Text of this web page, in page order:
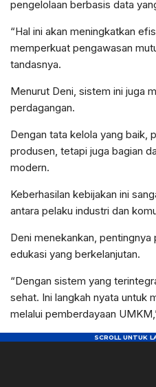
pengelolaan berbasis data
“Hal ini akan meningkatkan
memperkuat pengawasan
tandasnya.
Menurut Deni, sistem ini juga
perdagangan.
Dengan tata kelola yang baik,
produsen, tetapi juga bagian
modern.
Keberhasilan kebijakan ini
antara pelaku industri dan
Deni menekankan,
edukasi yang berkelanjutan.
“Dengan sistem yang
sehat. Ini langkah nyata untuk
melalui pemberdayaan